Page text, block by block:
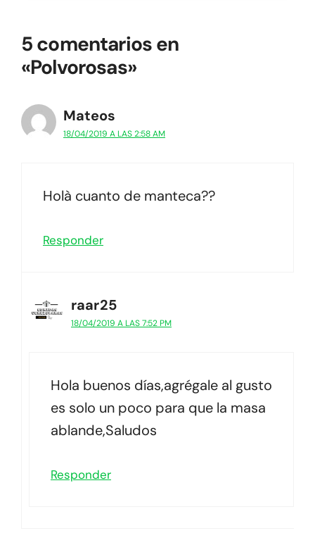
5 comentarios en
«Polvorosas»
Mateos
18/04/2019 A LAS 2:58 AM
Holà cuanto de manteca??
Responder
raar25
18/04/2019 A LAS 7:52 PM
Hola buenos días,agrégale al gusto
es solo un poco para que la masa
ablande,Saludos
Responder